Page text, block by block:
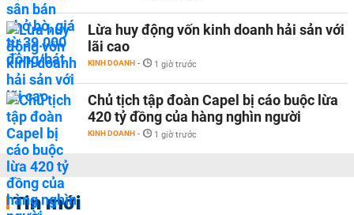
Lừa huy động vốn kinh doanh hải sản với
lãi cao
KINH DOANH - 1 giờ trước
Chủ tịch tập đoàn Capel bị cáo buộc lừa
420 tỷ đồng của hàng nghìn người
KINH DOANH - 1 giờ trước
Tin mới